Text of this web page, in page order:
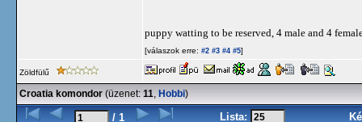
puppy watting to be reserved, 4 male and 4
[válaszok erre: #2 #3 #4 #5]
Zöldfülű
Croatia komondor (üzenet: 11, Hobbi)
/ 1 Lista: